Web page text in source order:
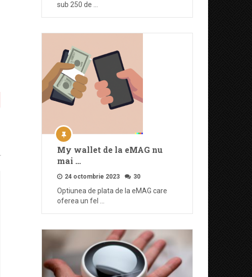
sub 250 de …
My wallet de la eMAG nu
mai …
24 octombrie 2023 30
Optiunea de plata de la eMAG care
oferea un fel …